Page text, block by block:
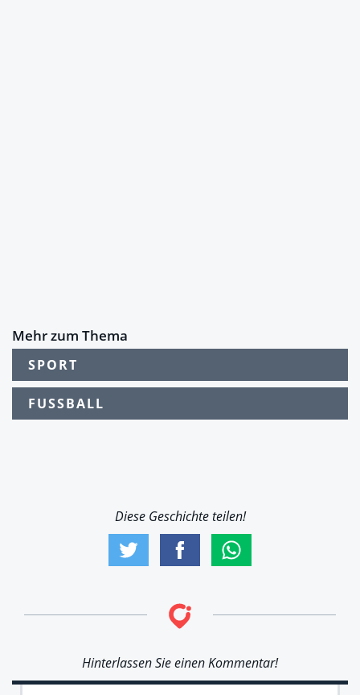
Mehr zum Thema
SPORT
FUSSBALL
Diese Geschichte teilen!
Hinterlassen Sie einen Kommentar!